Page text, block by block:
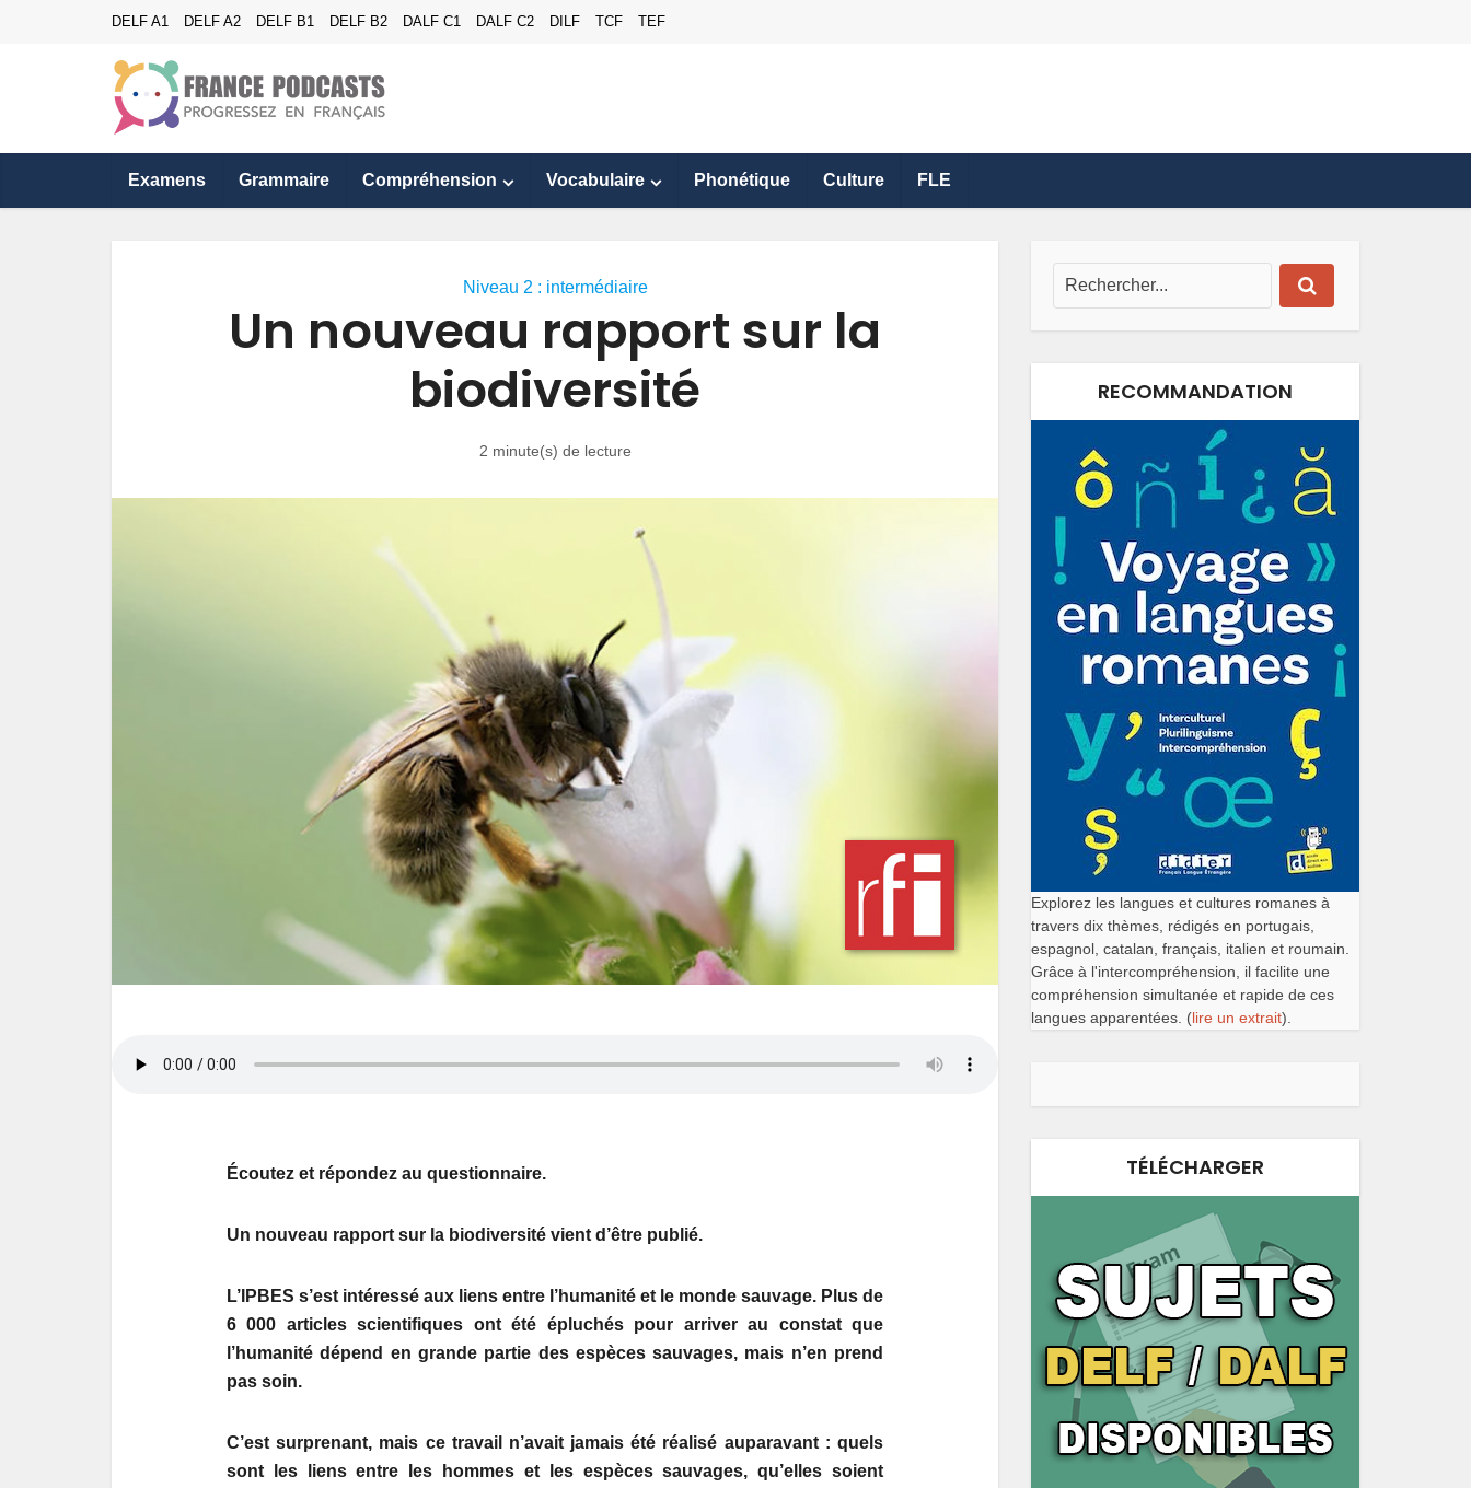
DELF A1 DELF A2 DELF B1 DELF B2 DALF C1 DALF C2 DILF TCF TEF
Examens Grammaire Compréhension Vocabulaire Phonétique Culture FLE
Niveau 2 : intermédiaire
Un nouveau rapport sur la
biodiversité
2 minute(s) de lecture
Écoutez et répondez au questionnaire.
Un nouveau rapport sur la biodiversité vient d’être publié.
L’IPBES s’est intéressé aux liens entre l’humanité et le monde sauvage. Plus de
6 000 articles scientifiques ont été épluchés pour arriver au constat que
l’humanité dépend en grande partie des espèces sauvages, mais n’en prend
pas soin.
C’est surprenant, mais ce travail n’avait jamais été réalisé auparavant : quels
sont les liens entre les hommes et les espèces sauvages, qu’elles soient
RECOMMANDATION
Explorez les langues et cultures romanes à
travers dix thèmes, rédigés en portugais,
espagnol, catalan, français, italien et roumain.
Grâce à l'intercompréhension, il facilite une
compréhension simultanée et rapide de ces
langues apparentées. (lire un extrait).
TÉLÉCHARGER